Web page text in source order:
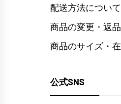
配送方法について
商品の変更・返
商品のサイズ・
公式SNS